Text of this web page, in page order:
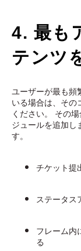
4. 最も
テンツ
ユーザーが最も頻
いる場合は、その
ください。 その
ジュールを追加し
す。
チケット提
ステータス
フレーム内
る